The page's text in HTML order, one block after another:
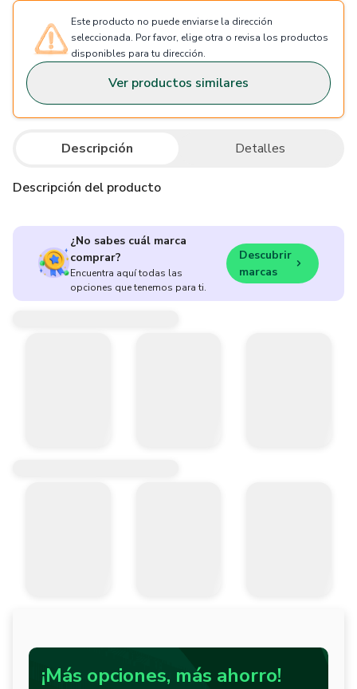
Este producto no puede enviarse la dirección
seleccionada. Por favor, elige otra o revisa los productos
disponibles para tu dirección.
Ver productos similares
Descripción Detalles
Descripción del producto
¿No sabes cuál marca
comprar?
Encuentra aquí todas las
opciones que tenemos para ti.
Descubrir
marcas
¡Más opciones, más ahorro!